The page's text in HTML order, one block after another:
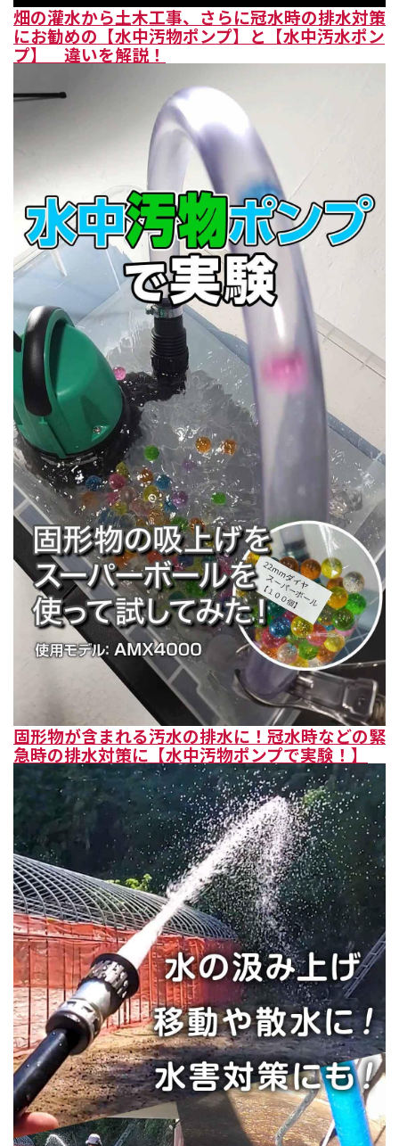
畑の灌水から土木工事、さらに冠水時の排水対策
にお勧めの【水中汚物ポンプ】と【水中汚水ポン
プ】 違いを解説！
固形物が含まれる汚水の排水に！冠水時などの緊
急時の排水対策に【水中汚物ポンプで実験！】